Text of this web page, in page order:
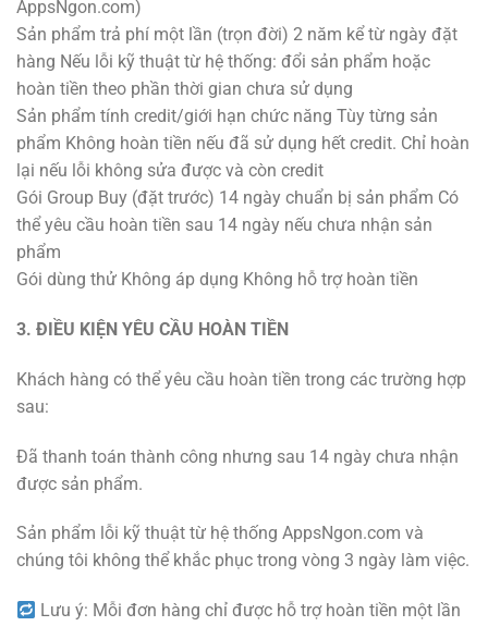
AppsNgon.com)
Sản phẩm trả phí một lần (trọn đời) 2 năm kể từ ngày đặt
hàng Nếu lỗi kỹ thuật từ hệ thống: đổi sản phẩm hoặc
hoàn tiền theo phần thời gian chưa sử dụng
Sản phẩm tính credit/giới hạn chức năng Tùy từng sản
phẩm Không hoàn tiền nếu đã sử dụng hết credit. Chỉ hoàn
lại nếu lỗi không sửa được và còn credit
Gói Group Buy (đặt trước) 14 ngày chuẩn bị sản phẩm Có
thể yêu cầu hoàn tiền sau 14 ngày nếu chưa nhận sản
phẩm
Gói dùng thử Không áp dụng Không hỗ trợ hoàn tiền
3. ĐIỀU KIỆN YÊU CẦU HOÀN TIỀN
Khách hàng có thể yêu cầu hoàn tiền trong các trường hợp
sau:
Đã thanh toán thành công nhưng sau 14 ngày chưa nhận
được sản phẩm.
Sản phẩm lỗi kỹ thuật từ hệ thống AppsNgon.com và
chúng tôi không thể khắc phục trong vòng 3 ngày làm việc.
Lưu ý: Mỗi đơn hàng chỉ được hỗ trợ hoàn tiền một lần